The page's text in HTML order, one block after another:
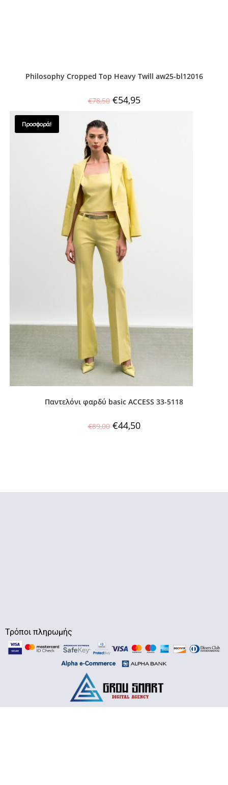
Philosophy Cropped Top Heavy Twill aw25-bl12016
€78,50 €54,95
SALES !
Προσφορά!
Παντελόνι φαρδύ basic ACCESS 33-5118
€89,00 €44,50
Τρόποι πληρωμής